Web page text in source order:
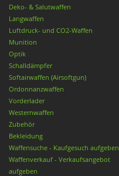
Deko- & Salutwaffen
Langwaffen
Luftdruck- und CO2-Waffen
Munition
Optik
Schalldämpfer
Softairwaffen (Airsoftgun)
Ordonnanzwaffen
Vorderlader
Westernwaffen
Zubehör
Bekleidung
Waffensuche - Kaufgesuch aufgeben
Waffenverkauf - Verkaufsangebot
aufgeben